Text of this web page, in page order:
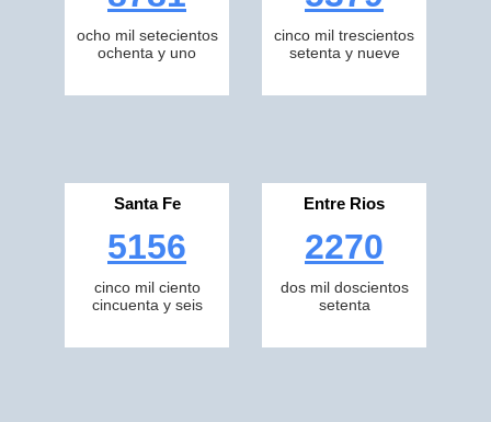
ocho mil setecientos
ochenta y uno
cinco mil trescientos
setenta y nueve
Santa Fe
5156
cinco mil ciento
cincuenta y seis
Entre Rios
2270
dos mil doscientos
setenta